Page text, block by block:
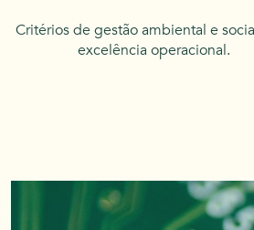
Critérios de gestão ambiental e
excelência operacional.